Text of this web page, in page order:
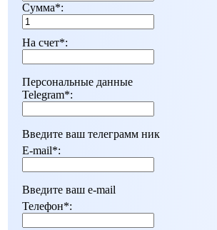
Сумма*:
На счет*:
Персональные данные
Telegram*:
Введите ваш телеграмм ник
E-mail*:
Введите ваш e-mail
Телефон*: